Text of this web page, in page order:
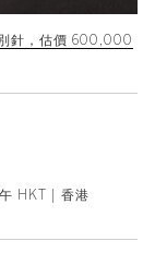
針，估價 600,000
HKT | 香港